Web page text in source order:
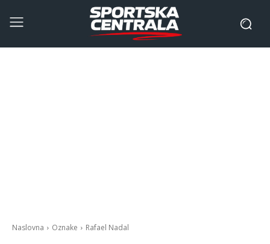
Naslovna Oznake Rafael Nadal